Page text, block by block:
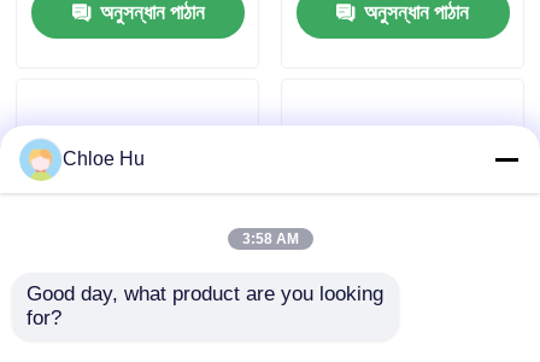
খবর
মামলা
উদ্ধৃতির জন্য আবেদন
অনুসন্ধান পাঠান অনুসন্ধান পাঠান
350m ক্রলার টাইপ গভীর
Chloe Hu
3:58 AM
Good day, what product are you looking
for?